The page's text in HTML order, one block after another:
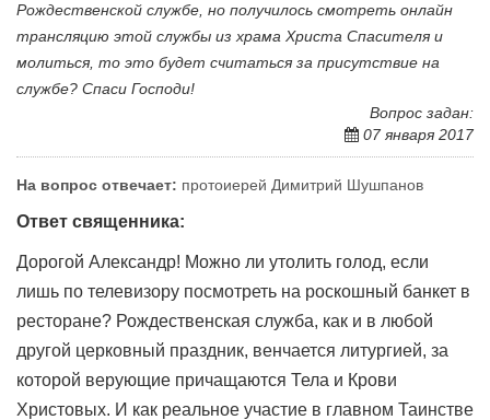
Рождественской службе, но получилось смотреть онлайн
трансляцию этой службы из храма Христа Спасителя и
молиться, то это будет считаться за присутствие на
службе? Спаси Господи!
Вопрос задан:
07 января 2017
На вопрос отвечает: протоиерей Димитрий Шушпанов
Ответ священника:
Дорогой Александр! Можно ли утолить голод, если
лишь по телевизору посмотреть на роскошный банкет в
ресторане? Рождественская служба, как и в любой
другой церковный праздник, венчается литургией, за
которой верующие причащаются Тела и Крови
Христовых. И как реальное участие в главном Таинстве